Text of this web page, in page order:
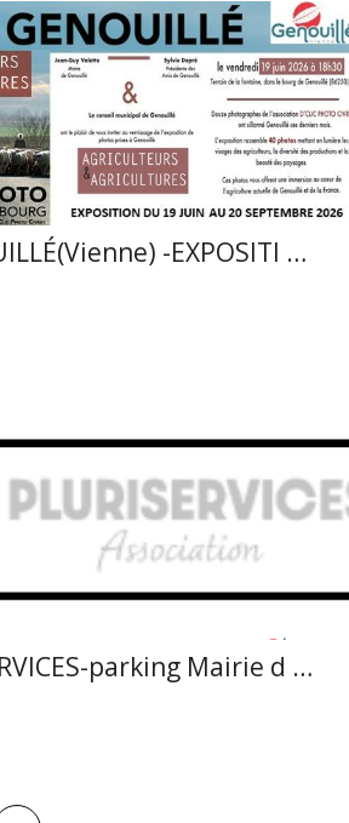
-EXPOSITI …
parking Mairie d …